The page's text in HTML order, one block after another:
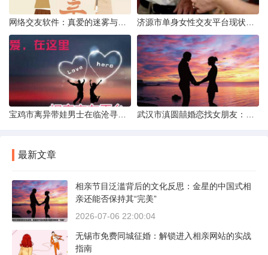
最新文章
相亲节目泛滥背后的文化反思：金星的中国式相
亲还能否保持其“完美”
2026-07-06 22:00:04
无锡市免费同城征婚：解锁进入相亲网站的实战
指南